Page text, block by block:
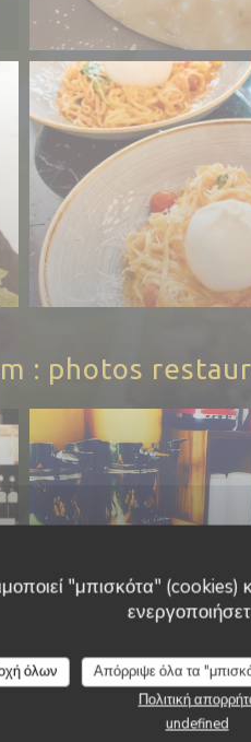
"μπισκότα" (cookies)
όλων Απόρριψε όλα τα
Πολιτική
undefined
: photos
BRUNCH
dimanche